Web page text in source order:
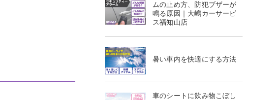
ムの止め方、防犯ブザーが
鳴る原因｜大嶋カーサービ
ス福知山店
暑い車内を快適にする方法
車のシートに飲み物こぼし